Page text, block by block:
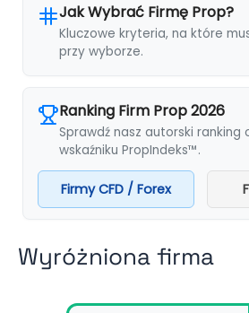
Jak Wybrać Firmę Prop?
Kluczowe kryteria, na które
przy wyborze.
Ranking Firm Prop 2026
Sprawdź nasz autorski ranking
wskaźniku PropIndeks™.
Firmy CFD / Forex
Wyróżniona firma